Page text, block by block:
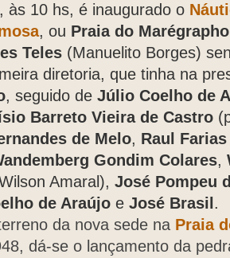
às 10 hs, é inaugurado o
, ou Praia do Marégrapho
Teles (Manuelito Borges)
diretoria, que tinha na
, seguido de Júlio Coelho de
Barreto Vieira de Castro
de Melo, Raul
Gondim Colares,
Amaral), José Pompeu
de Araújo e José Brasil .
da nova sede na Praia
dá-se o lançamento da